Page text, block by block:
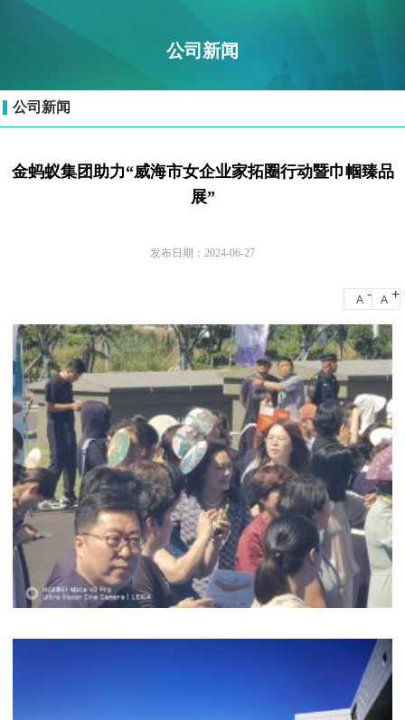
公司新闻
公司新闻
金蚂蚁集团助力“威海市女企业家拓圈行动暨巾帼臻品
展”
发布日期：2024-06-27
A - A +